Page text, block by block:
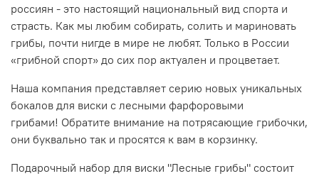
россиян - это настоящий национальный вид спорта и
страсть. Как мы любим собирать, солить и мариновать
грибы, почти нигде в мире не любят. Только в России
«грибной спорт» до сих пор актуален и процветает.
Наша компания представляет серию новых уникальных
бокалов для виски с лесными фарфоровыми
грибами! Обратите внимание на потрясающие грибочки,
они буквально так и просятся к вам в корзинку.
Подарочный набор для виски "Лесные грибы" состоит